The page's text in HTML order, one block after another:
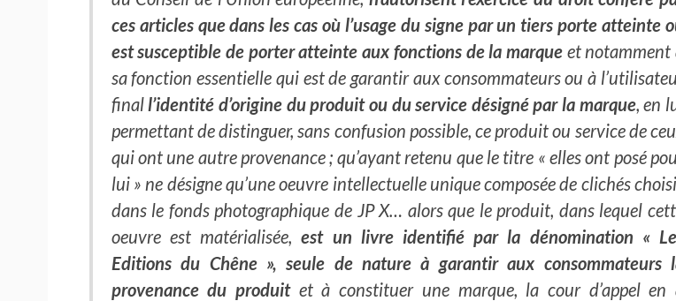
ces articles que dans les cas où l’usage du signe par un tiers porte atteinte
est susceptible de porter atteinte aux fonctions de la marqueet notamment
sa fonction essentielle qui est de garantir aux consommateurs ou à
final l’identité d’origine du produit ou du service désigné par la marque, en
permettant de distinguer, sans confusion possible, ce produit ou service de
qui ont une autre provenance ; qu’ayant retenu que le titre « elles ont posé
lui » ne désigne qu’une oeuvre intellectuelle unique composée de clichés
dans le fonds photographique de JP X… alors que le produit, dans lequel
oeuvre est matérialisée,est un livre identifié par la dénomination «
Editions du Chêne », seule de nature à garantir aux consommateurs
provenance du produit et à constituer une marque, la cour d’appel en